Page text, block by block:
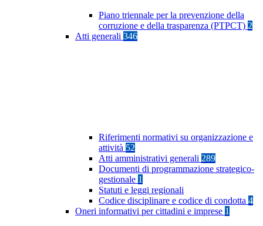
Piano triennale per la prevenzione della
corruzione e della trasparenza (PTPCT) 2
Atti generali 346
Riferimenti normativi su organizzazione e
attività 52
Atti amministrativi generali 289
Documenti di programmazione strategico-
gestionale 1
Statuti e leggi regionali
Codice disciplinare e codice di condotta 4
Oneri informativi per cittadini e imprese 1